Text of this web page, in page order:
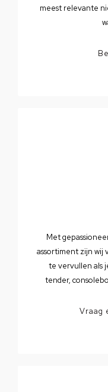
meest relevante
Met
assortiment zijn wij
te vervullen als
tender,
Vraag